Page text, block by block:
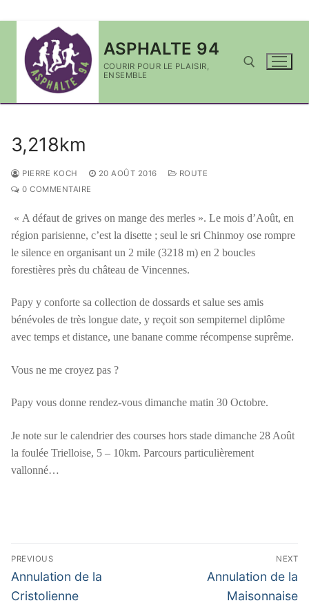
contenu
ASPHALTE 94
COURIR POUR LE PLAISIR,
ENSEMBLE
3,218km
PIERRE KOCH 20 AOÛT 2016
ROUTE
0 COMMENTAIRE
« A défaut de grives on mange des merles ». Le mois d’Août, en
région parisienne, c’est la disette ; seul le sri Chinmoy ose rompre
le silence en organisant un 2 mile (3218 m) en 2 boucles
forestières près du château de Vincennes.
Papy y conforte sa collection de dossards et salue ses amis
bénévoles de très longue date, y reçoit son sempiternel diplôme
avec temps et distance, une banane comme récompense suprême.
Vous ne me croyez pas ?
Papy vous donne rendez-vous dimanche matin 30 Octobre.
Je note sur le calendrier des courses hors stade dimanche 28 Août
la foulée Trielloise, 5 – 10km. Parcours particulièrement
vallonné…
Navigation
de
l’article
PREVIOUS
Previous
post:
Annulation de la
Cristolienne
NEXT
Next
post:
Annulation de la
Maisonnaise